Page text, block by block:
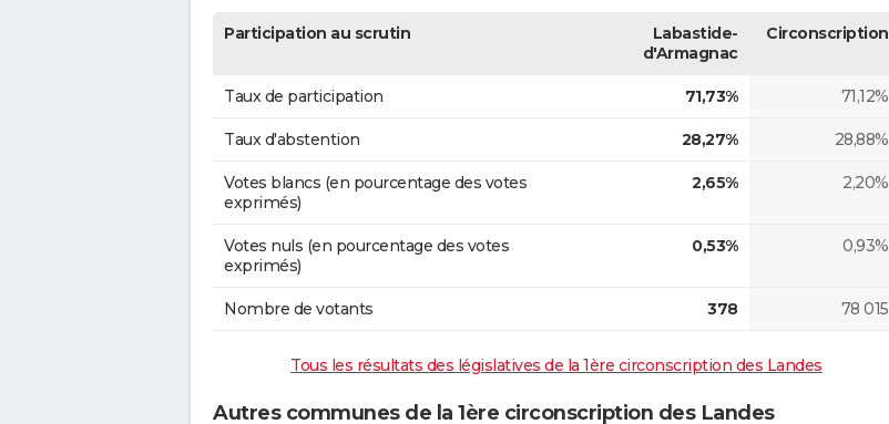
Participation au scrutin
Labastide-
d'Armagnac
Circonscription
Taux de participation 71,73% 71,12%
Taux d'abstention 28,27% 28,88%
Votes blancs (en pourcentage des votes
exprimés)
2,65% 2,20%
Votes nuls (en pourcentage des votes
exprimés)
0,53% 0,93%
Nombre de votants 378 78 015
Tous les résultats des législatives de la 1ère circonscription des Landes
Autres communes de la 1ère circonscription des Landes